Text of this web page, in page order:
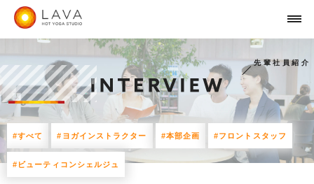
先輩社員紹介
#すべて #ヨガインストラクター #本部企画 #フロントスタッフ
#ビューティコンシェルジュ